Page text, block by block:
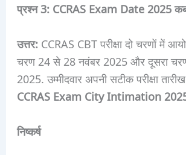
प्रश्न 3: CCRAS Exam Date 2025
उत्तर:CCRAS CBT परीक्षा दो चरणों में
चरण 24 से 28 नवंबर 2025 और दूसरा
2025. उम्मीदवार अपनी सटीक परीक्षा
CCRAS Exam City Intimation
निष्कर्ष